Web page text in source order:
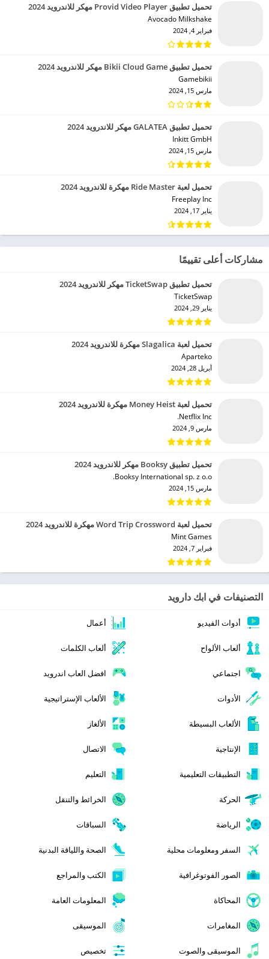
تحميل تطبيق Provid Video Player مهكر للاندرويد 2024
Avocado Milkshake‏
فبراير 4, 2024
تحميل تطبيق Bikii Cloud Game مهكر للاندرويد 2024
Gamebikii‏
مارس 15, 2024
تحميل تطبيق GALATEA مهكر للاندرويد 2024
Inkitt GmbH‏
مارس 15, 2024
تحميل لعبة Ride Master مهكرة للاندرويد 2024
Freeplay Inc‏
يناير 17, 2024
مشاركات أعلى تقييمًا
تحميل تطبيق TicketSwap مهكر للاندرويد 2024
TicketSwap‏
يناير 29, 2024
تحميل لعبة Slagalica مهكرة للاندرويد 2024
Aparteko‏
أبريل 28, 2024
تحميل لعبة Money Heist مهكرة للاندرويد 2024
Netflix Inc.‏
مارس 9, 2024
تحميل تطبيق Booksy مهكر للاندرويد 2024
Booksy International sp. z o.o.‏
مارس 15, 2024
تحميل لعبة Word Trip Crossword مهكرة للاندرويد 2024
Mint Games‏
فبراير 7, 2024
التصنيفات في ابك دارويد
أدوات الفيديو أعمال
ألعاب الألواح ألعاب الكلمات
اجتماعي افضل العاب اندرويد
الأدوات الألعاب الإستراتيجية
الألعاب البسيطة الألغاز
الإنتاجية الاتصال
التطبيقات التعليمية التعليم
الحركة الخرائط والتنقل
الرياضة السباقات
السفر ومعلومات محلية الصحة واللياقة البدنية
الصور الفوتوغرافية الكتب والمراجع
المحاكاة المعلومات العامة
المغامرات الموسيقى
الموسيقى والصوت تخصيص